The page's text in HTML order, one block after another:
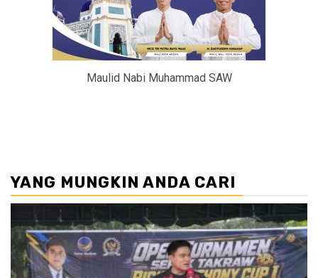
Maulid Nabi Muhammad SAW
YANG MUNGKIN ANDA CARI